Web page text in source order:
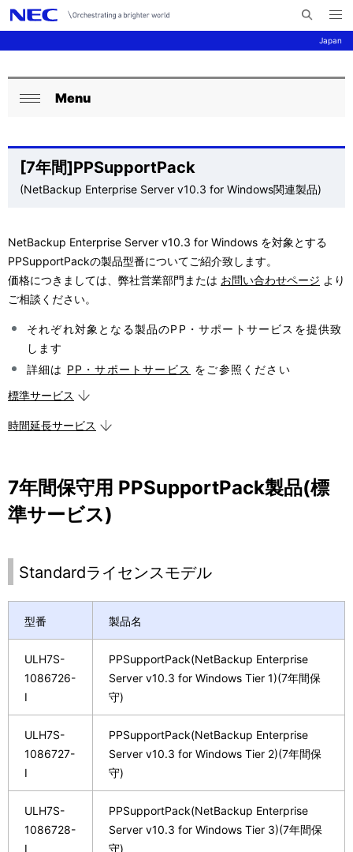
Japan
イ
内
メ
ニ
ュ
開
ナ
ー
サ
イ
内
の
在
位
置
を
表
示
し
い
ま
。
ロ
カ
ル
ビ
ゲ
ー
ョ
ン
る
Menu
[7年間]PPSupportPack
(NetBackup Enterprise Server v10.3 for Windows関連製品)
NetBackup Enterprise Server v10.3 for Windows を対象とする
PPSupportPackの製品型番についてご紹介致します。
価格につきましては、弊社営業部門または お問い合わせページ より
ご相談ください。
それぞれ対象となる製品のPP・サポートサービスを提供致
します
詳細は PP・サポートサービス をご参照ください
標準サービス
時間延長サービス
7年間保守用 PPSupportPack製品(標
準サービス)
Standardライセンスモデル
型番 製品名
ULH7S-
1086726-
I
PPSupportPack(NetBackup Enterprise
Server v10.3 for Windows Tier 1)(7年間保
守)
ULH7S-
1086727-
I
PPSupportPack(NetBackup Enterprise
Server v10.3 for Windows Tier 2)(7年間保
守)
ULH7S-
1086728-
I
PPSupportPack(NetBackup Enterprise
Server v10.3 for Windows Tier 3)(7年間保
守)